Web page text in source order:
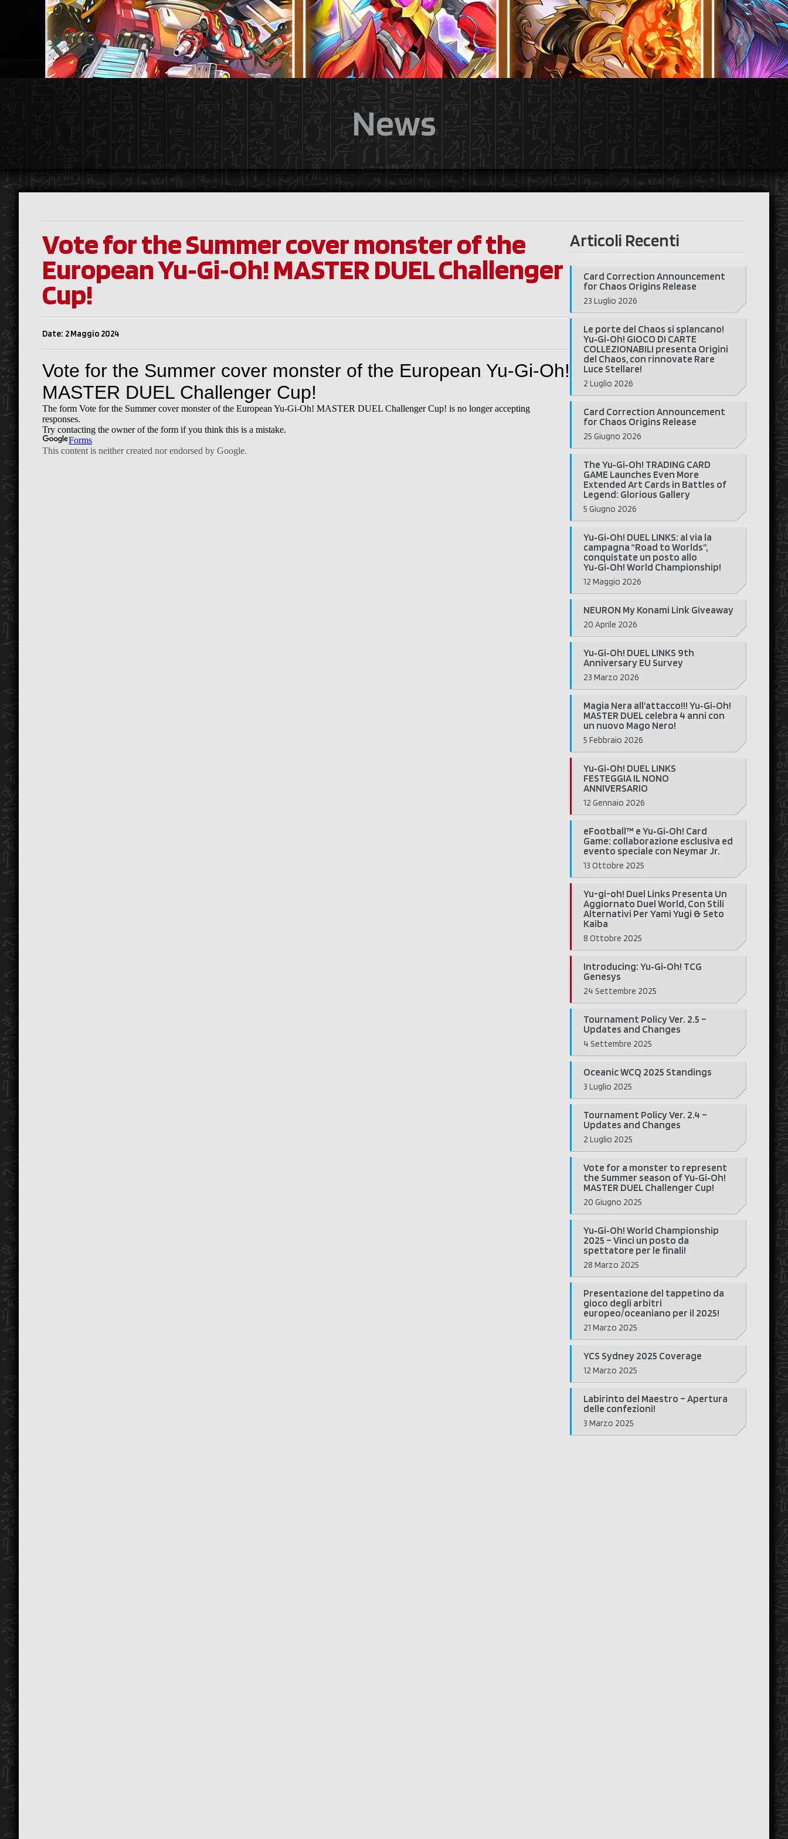
News
Vote for the Summer cover monster of the
European Yu‑Gi‑Oh! MASTER DUEL Challenger
Cup!
Date: 2 Maggio 2024
Articoli Recenti
Card Correction Announcement
for Chaos Origins Release
23 Luglio 2026
Le porte del Chaos si splancano!
Yu‑Gi‑Oh! GIOCO DI CARTE
COLLEZIONABILI presenta Origini
del Chaos, con rinnovate Rare
Luce Stellare!
2 Luglio 2026
Card Correction Announcement
for Chaos Origins Release
25 Giugno 2026
The Yu‑Gi‑Oh! TRADING CARD
GAME Launches Even More
Extended Art Cards in Battles of
Legend: Glorious Gallery
5 Giugno 2026
Yu‑Gi‑Oh! DUEL LINKS: al via la
campagna “Road to Worlds”,
conquistate un posto allo
Yu‑Gi‑Oh! World Championship!
12 Maggio 2026
NEURON My Konami Link Giveaway
20 Aprile 2026
Yu‑Gi‑Oh! DUEL LINKS 9th
Anniversary EU Survey
23 Marzo 2026
Magia Nera all’attacco!!! Yu‑Gi‑Oh!
MASTER DUEL celebra 4 anni con
un nuovo Mago Nero!
5 Febbraio 2026
Yu‑Gi‑Oh! DUEL LINKS
FESTEGGIA IL NONO
ANNIVERSARIO
12 Gennaio 2026
eFootball™ e Yu‑Gi‑Oh! Card
Game: collaborazione esclusiva ed
evento speciale con Neymar Jr.
13 Ottobre 2025
Yu-gi-oh! Duel Links Presenta Un
Aggiornato Duel World, Con Stili
Alternativi Per Yami Yugi & Seto
Kaiba
8 Ottobre 2025
Introducing: Yu‑Gi‑Oh! TCG
Genesys
24 Settembre 2025
Tournament Policy Ver. 2.5 –
Updates and Changes
4 Settembre 2025
Oceanic WCQ 2025 Standings
3 Luglio 2025
Tournament Policy Ver. 2.4 –
Updates and Changes
2 Luglio 2025
Vote for a monster to represent
the Summer season of Yu‑Gi‑Oh!
MASTER DUEL Challenger Cup!
20 Giugno 2025
Yu‑Gi‑Oh! World Championship
2025 – Vinci un posto da
spettatore per le finali!
28 Marzo 2025
Presentazione del tappetino da
gioco degli arbitri
europeo/oceaniano per il 2025!
21 Marzo 2025
YCS Sydney 2025 Coverage
12 Marzo 2025
Labirinto del Maestro – Apertura
delle confezioni!
3 Marzo 2025